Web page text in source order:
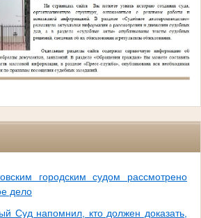
городским судом рассмотрено
дело
Суд напомнил, кто должен доказать,